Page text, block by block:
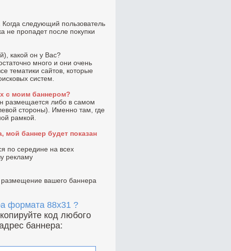
следующий пользователь
не пропадет после покупки
какой он у Вас?
много и они очень
тематики сайтов, которые
систем.
с моим баннером?
размещается либо в самом
стороны). Именно там, где
рамкой.
мой баннер будет показан
по середине на всех
рекламу
вашего баннера
формата 88x31 ?
код любого
баннера: